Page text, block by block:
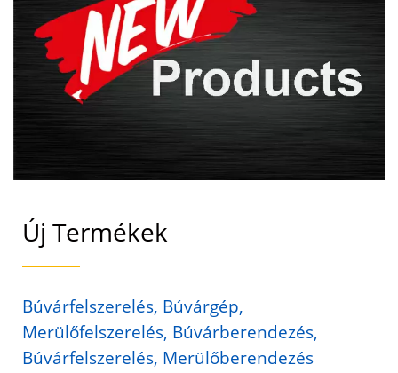
Új Termékek
Búvárfelszerelés, Búvárgép,
Merülőfelszerelés, Búvárberendezés,
Búvárfelszerelés, Merülőberendezés